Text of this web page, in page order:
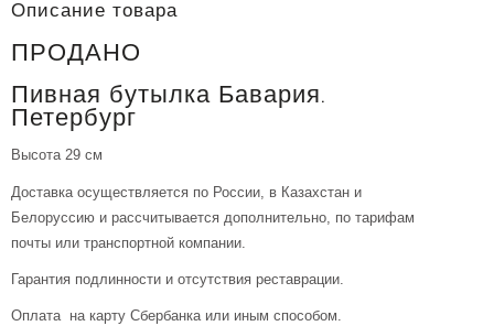
Описание товара
ПРОДАНО
Пивная бутылка Бавария.
Петербург
Высота 29 см
Доставка осуществляется по России, в Казахстан и
Белоруссию и рассчитывается дополнительно, по тарифам
почты или транспортной компании.
Гарантия подлинности и отсутствия реставрации.
Оплата на карту Сбербанка или иным способом.